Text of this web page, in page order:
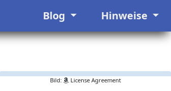
Blog Hinweise
Bild: License Agreement